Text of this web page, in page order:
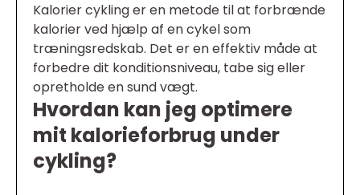
Kalorier cykling er en metode til at forbrænde
kalorier ved hjælp af en cykel som
træningsredskab. Det er en effektiv måde at
forbedre dit konditionsniveau, tabe sig eller
opretholde en sund vægt.
Hvordan kan jeg optimere
mit kalorieforbrug under
cykling?